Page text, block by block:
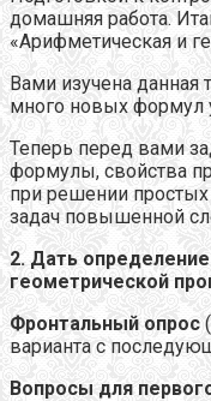
домашняя работа.
«Арифметическая и
Вами изучена данная
много новых формул
Теперь перед вами
формулы, свойства
при решении простых
задач повышенной
2. Дать
геометрической
Фронтальный опрос
варианта с
Вопросы для